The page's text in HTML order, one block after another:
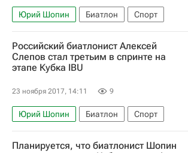
Юрий Шопин Биатлон
Спорт
Дмитрий Малышко
Российский биатлонист Алексей
Слепов стал третьим в спринте на
этапе Кубка IBU
23 ноября 2017, 14:11 9
Юрий Шопин Биатлон
Спорт
Кубок IBU по биатлону
Эдуард Латыпов
Планируется, что биатлонист Шопин